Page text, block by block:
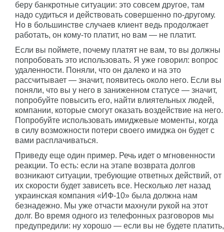
беру банкротные ситуации: это совсем другое, там
надо судиться и действовать совершенно по-другому.
Но в большинстве случаев клиент ведь продолжает
работать, он кому-то платит, но вам — не платит.
Если вы поймете, почему платят не вам, то вы должны
попробовать это использовать. Я уже говорил: вопрос
удаленности. Поняли, что он далеко и на это
рассчитывает — значит, появитесь около него. Если вы
поняли, что вы у него в заниженном статусе — значит,
попробуйте повысить его, найти влиятельных людей,
компании, которые смогут оказать воздействие на него.
Попробуйте использовать имиджевые моменты, когда
в силу возможности потери своего имиджа он будет с
вами расплачиваться.
Приведу еще один пример. Речь идет о мгновенности
реакции. То есть: если на этапе возврата долгов
возникают ситуации, требующие ответных действий, от
их скорости будет зависеть все. Несколько лет назад
украинская компания «ИФ-10» была должна нам
безнадежно. Мы уже отчасти махнули рукой на этот
долг. Во время одного из телефонных разговоров мы
предупредили: ну хорошо — если вы не будете платить,